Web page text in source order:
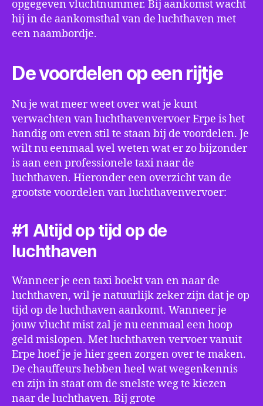
opgegeven vluchtnummer. Bij aankomst wacht
hij in de aankomsthal van de luchthaven met
een naambordje.
De voordelen op een rijtje
Nu je wat meer weet over wat je kunt
verwachten van luchthavenvervoer Erpe is het
handig om even stil te staan bij de voordelen. Je
wilt nu eenmaal wel weten wat er zo bijzonder
is aan een professionele taxi naar de
luchthaven. Hieronder een overzicht van de
grootste voordelen van luchthavenvervoer:
#1 Altijd op tijd op de
luchthaven
Wanneer je een taxi boekt van en naar de
luchthaven, wil je natuurlijk zeker zijn dat je op
tijd op de luchthaven aankomt. Wanneer je
jouw vlucht mist zal je nu eenmaal een hoop
geld mislopen. Met luchthaven vervoer vanuit
Erpe hoef je je hier geen zorgen over te maken.
De chauffeurs hebben heel wat wegenkennis
en zijn in staat om de snelste weg te kiezen
naar de luchthaven. Bij grote